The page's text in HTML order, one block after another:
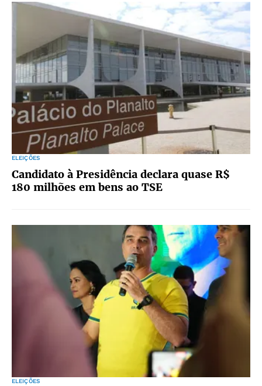
ELEIÇÕES
Candidato à Presidência declara quase R$
180 milhões em bens ao TSE
ELEIÇÕES